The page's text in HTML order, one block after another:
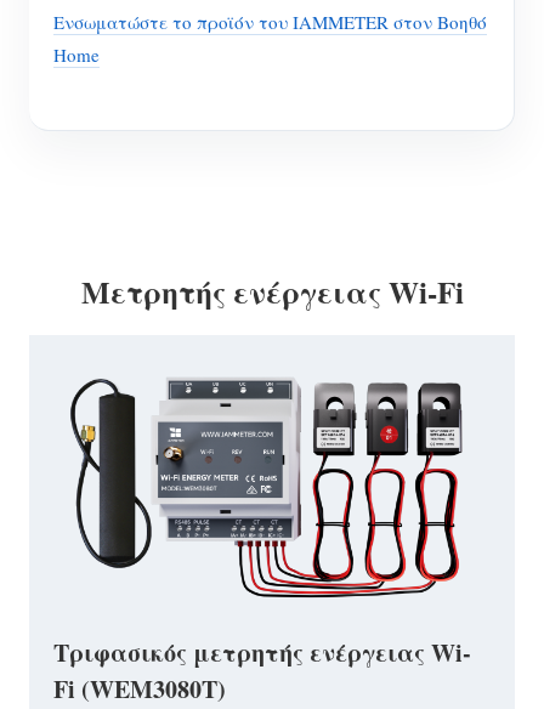
Ενσωματώστε το προϊόν του IAMMETER στον Βοηθό
Home
Μετρητής ενέργειας Wi-Fi
Τριφασικός μετρητής ενέργειας Wi-
Fi (WEM3080T)